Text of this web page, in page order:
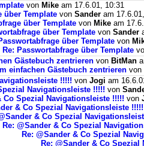
von Mike am 17.6.01, 10:31
über Template von Sander am
über Template von Mike am
über Template von Sander
über Template von
Re: Passwortabfrage über Template
Gästebuch zentrieren von BitMan
einfachen Gästebuch zentrieren von
!!!!! von Jogi am
Navigationsleiste !!!!! von
Co Spezial Navigationsleiste !!!!! von
& Co Spezial Navigationsleiste !!!!!
& Co Spezial
Re: @Sander & Co Spezial
Re: @Sander & Co Spezial
Re: @Sander & Co